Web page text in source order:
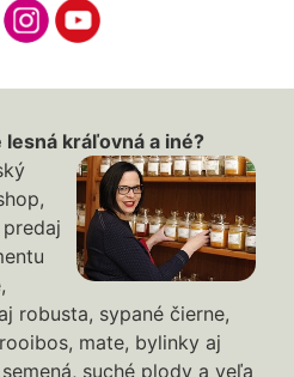
kráľovná a iné?
robusta, sypané čierne,
mate, bylinky aj
suché plody a veľa